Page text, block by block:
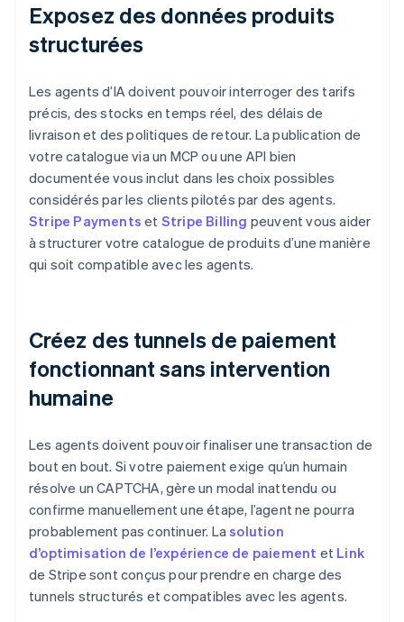
Exposez des données produits
structurées
Les agents d’IA doivent pouvoir interroger des tarifs
précis, des stocks en temps réel, des délais de
livraison et des politiques de retour. La publication de
votre catalogue via un MCP ou une API bien
documentée vous inclut dans les choix possibles
considérés par les clients pilotés par des agents.
Stripe Payments et Stripe Billing peuvent vous aider
à structurer votre catalogue de produits d’une manière
qui soit compatible avec les agents.
Créez des tunnels de paiement
fonctionnant sans intervention
humaine
Les agents doivent pouvoir finaliser une transaction de
bout en bout. Si votre paiement exige qu’un humain
résolve un CAPTCHA, gère un modal inattendu ou
confirme manuellement une étape, l’agent ne pourra
probablement pas continuer. Lasolution
d’optimisation de l’expérience de paiement et Link
de Stripe sont conçus pour prendre en charge des
tunnels structurés et compatibles avec les agents.